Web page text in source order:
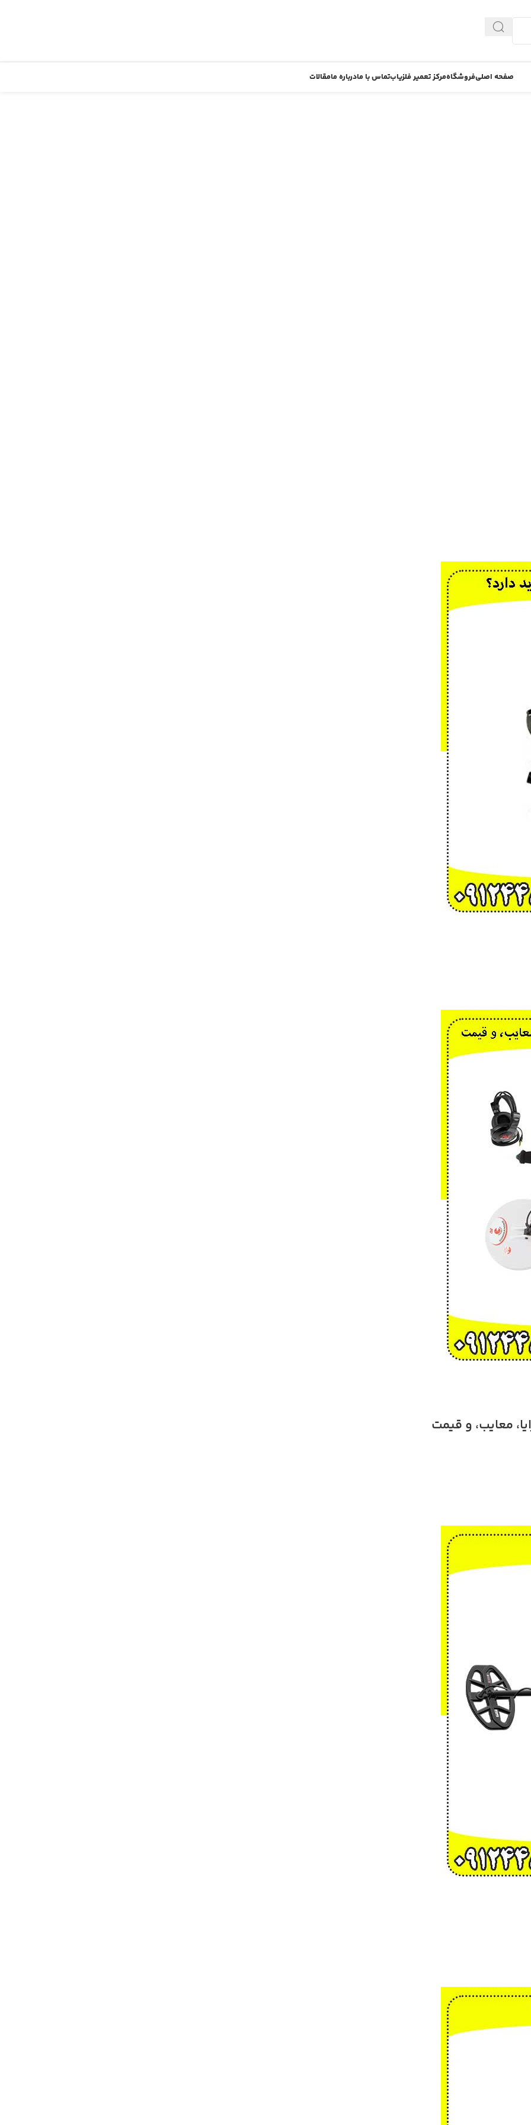
صفحه اصلیفروشگاهمرکز تعمیر فلزیابتماس با مادرباره مامقالات